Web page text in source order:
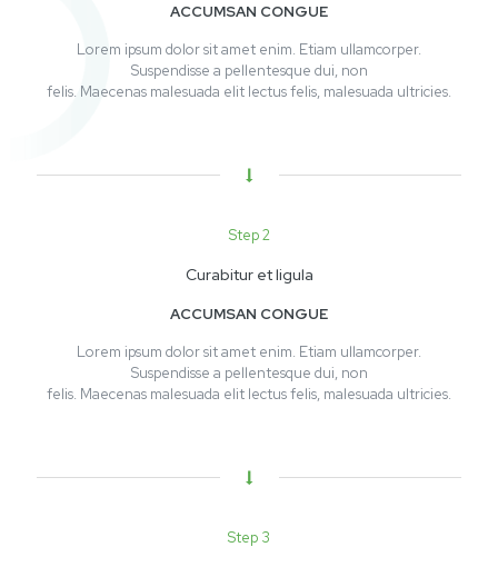
ACCUMSAN CONGUE
Lorem ipsum dolor sit amet enim. Etiam ullamcorper.
Suspendisse a pellentesque dui, non
felis. Maecenas malesuada elit lectus felis, malesuada ultricies.
Step 2
Curabitur et ligula
ACCUMSAN CONGUE
Lorem ipsum dolor sit amet enim. Etiam ullamcorper.
Suspendisse a pellentesque dui, non
felis. Maecenas malesuada elit lectus felis, malesuada ultricies.
Step 3